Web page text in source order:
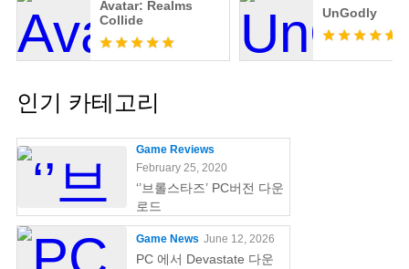
Avatar: Realms
Collide
UnGodly
인기 카테고리
Game Reviews
February 25, 2020
‘’브롤스타즈’ PC버전 다운
로드
Game News June 12, 2026
PC 에서 Devastate 다운